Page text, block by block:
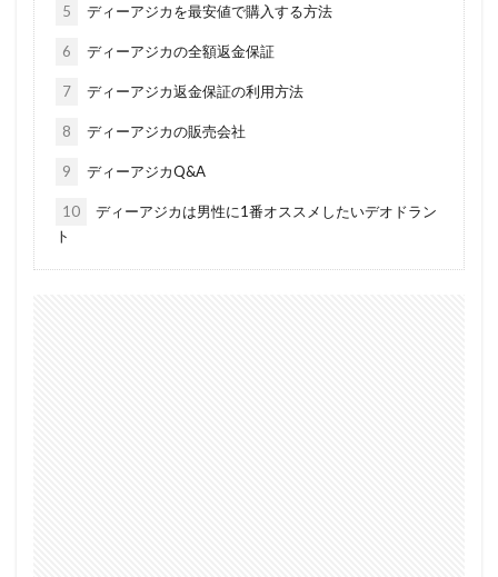
5 ディーアジカを最安値で購入する方法
6 ディーアジカの全額返金保証
7 ディーアジカ返金保証の利用方法
8 ディーアジカの販売会社
9 ディーアジカQ&A
10
ディーアジカは男性に1番オススメしたいデオドラン
ト